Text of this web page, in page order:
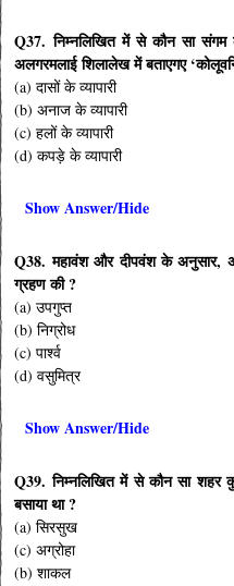
Q37. निम्नलिखित में से कौन सा संगम
अलगरमलाई शिलालेख में बताएगए
(a) दासों के व्यापारी
(b) अनाज के व्यापारी
(c) हलों के व्यापारी
(d) कपड़े के व्यापारी
Show Answer/Hide
Q38. महावंश और दीपवंश के अनुसार,
ग्रहण की ?
(a) उपगुप्त
(b) निग्रोध
(c) पार्श्व
(d) वसुमित्र
Show Answer/Hide
Q39. निम्नलिखित में से कौन सा शहर
बसाया था ?
(a) सिरसुख
(c) अग्रोहा
(b) शाकल